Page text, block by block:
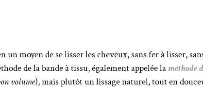
un moyen de se lisser les cheveux, sans fer à lisser,
de la bande à tissu, également appelée laméthode
volume), mais plutôt un lissage naturel, tout en